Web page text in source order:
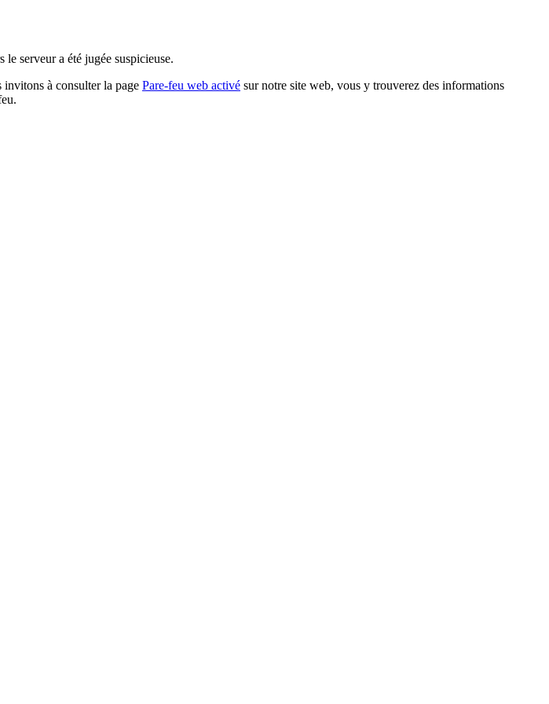
serveur a été jugée suspicieuse.
invitons à consulter la page Pare-feu web activé sur notre site web, vous y trouverez des informations